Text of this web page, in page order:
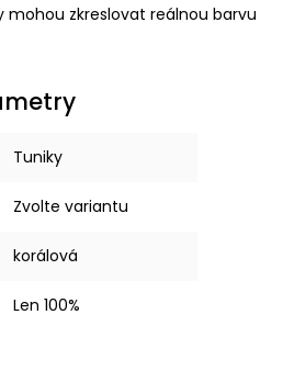
mohou zkreslovat reálnou barvu
Tuniky
Zvolte variantu
korálová
Len 100%